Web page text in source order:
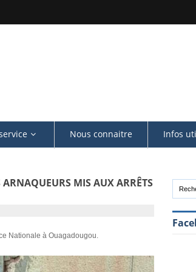
Nous connaitre Infos
ARNAQUEURS MIS AUX ARRÊTS
Nationale à Ouagadougou.